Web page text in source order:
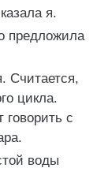
я.
предложила
Считается,
цикла.
говорить с
воды